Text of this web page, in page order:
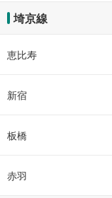
埼京線
恵比寿
新宿
板橋
赤羽